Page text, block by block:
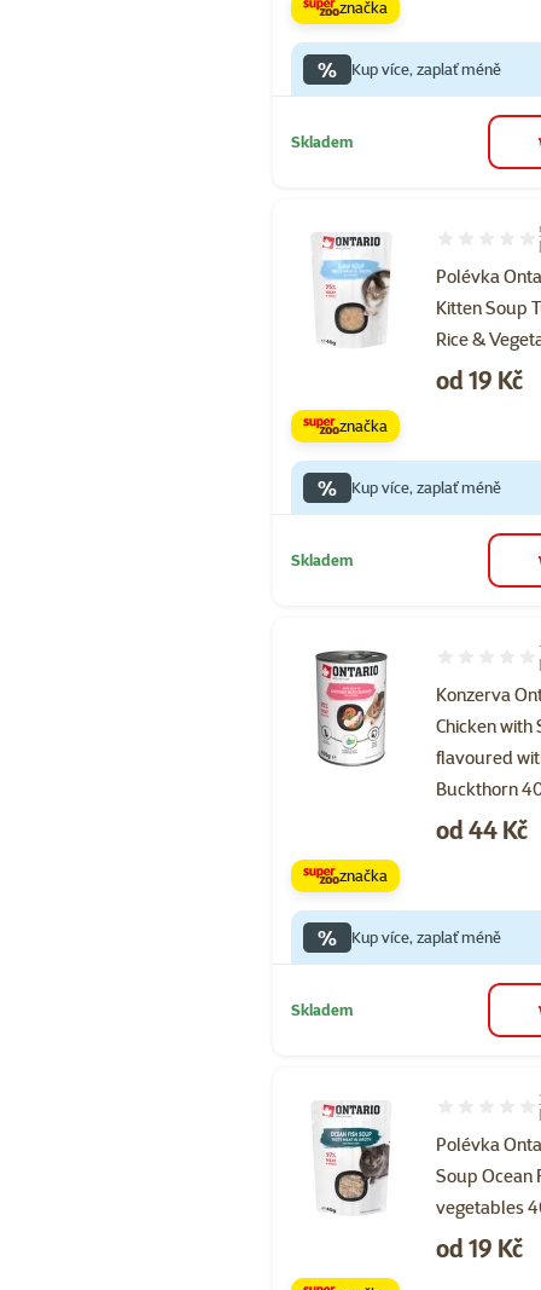
značka
% Kup více, zaplať méně
Skladem
Polévka
Kitten Soup
Rice &
Hodnocení
Cena
od 19 Kč
značka
% Kup více, zaplať méně
Skladem
Konzerva
Chicken with
flavoured
Buckthorn
Hodnocení
Cena
od 44 Kč
značka
% Kup více, zaplať méně
Skladem
Polévka
Soup Ocean
vegetables
Hodnocení
Cena
od 19 Kč